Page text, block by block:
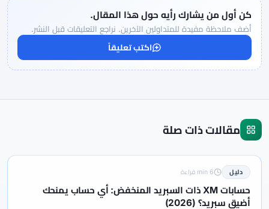
كن أول من يشارك رأيه حول هذا المقال.
أضف ملاحظة مفيدة للمتداولين الآخرين. نراجع التعليقات قبل النشر.
اكتب تعليقاً
مقالات ذات صلة
دليل 6 min قراءة
حسابات XM ذات السبريد المنخفض: أي حساب يمنحك
أضيق سبريد؟ (2026)